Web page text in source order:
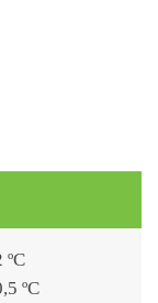
ºC
ºC